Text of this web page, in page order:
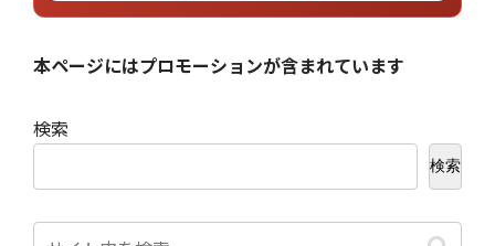
本ページにはプロモーションが含まれています
検索
検索